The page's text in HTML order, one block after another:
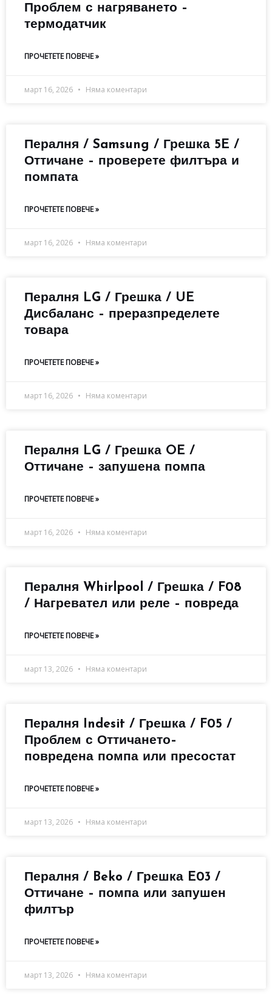
Проблем с нагряването –
термодатчик
ПРОЧЕТЕТЕ ПОВЕЧЕ »
март 16, 2026 Няма коментари
Пералня / Samsung / Грешка 5E /
Оттичане – проверете филтъра и
помпата
ПРОЧЕТЕТЕ ПОВЕЧЕ »
март 16, 2026 Няма коментари
Пералня LG / Грешка / UE
Дисбаланс – преразпределете
товара
ПРОЧЕТЕТЕ ПОВЕЧЕ »
март 16, 2026 Няма коментари
Пералня LG / Грешка OE /
Оттичане – запушена помпа
ПРОЧЕТЕТЕ ПОВЕЧЕ »
март 16, 2026 Няма коментари
Пералня Whirlpool / Грешка / F08
/ Нагревател или реле – повреда
ПРОЧЕТЕТЕ ПОВЕЧЕ »
март 13, 2026 Няма коментари
Пералня Indesit / Грешка / F05 /
Проблем с Оттичането–
повредена помпа или пресостат
ПРОЧЕТЕТЕ ПОВЕЧЕ »
март 13, 2026 Няма коментари
Пералня / Beko / Грешка E03 /
Оттичане – помпа или запушен
филтър
ПРОЧЕТЕТЕ ПОВЕЧЕ »
март 13, 2026 Няма коментари